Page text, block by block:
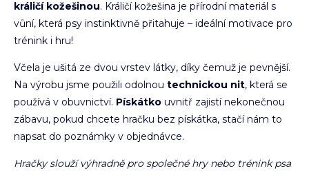
králičí kožešinou. Králičí kožešina je přírodní materiál s
vůní, která psy instinktivně přitahuje – ideální motivace pro
trénink i hru!
Včela je ušitá ze dvou vrstev látky, díky čemuž je pevnější.
Na výrobu jsme použili odolnou technickou nit, která se
používá v obuvnictví. Pískátko uvnitř zajistí nekonečnou
zábavu, pokud chcete hračku bez pískátka, stačí nám to
napsat do poznámky v objednávce.
Hračky slouží výhradně pro společné hry nebo trénink psa